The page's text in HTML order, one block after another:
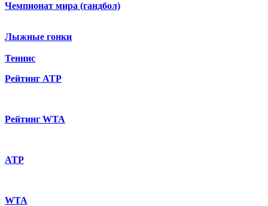
Чемпионат мира (гандбол)
Лыжные гонки
Теннис
Рейтинг ATP
Рейтинг WTA
ATP
WTA